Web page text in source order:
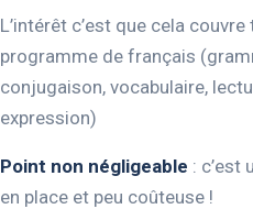
L’intérêt c’est que cela
programme de français
conjugaison, vocabulaire,
expression)
Point non négligeable : c’est
en place et peu coûteuse !